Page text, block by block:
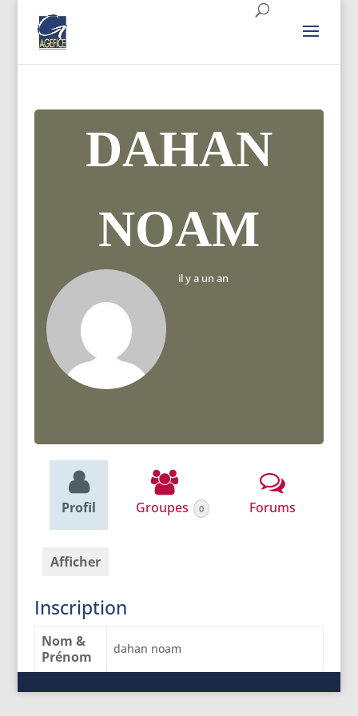
DAHAN
NOAM
il y a un an
Profil Groupes 0 Forums
Afficher
Inscription
Nom &
Prénom
dahan noam